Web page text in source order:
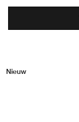
Nieuw